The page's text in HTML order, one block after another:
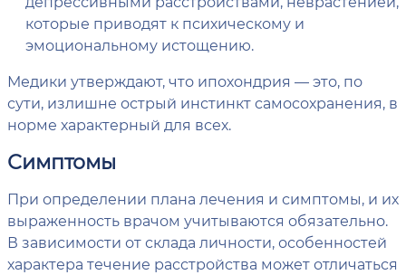
которые приводят к психическому и
эмоциональному истощению.
Медики утверждают, что ипохондрия — это, по
сути, излишне острый инстинкт самосохранения, в
норме характерный для всех.
Симптомы
При определении плана лечения и симптомы, и их
выраженность врачом учитываются обязательно.
В зависимости от склада личности, особенностей
характера течение расстройства может отличаться